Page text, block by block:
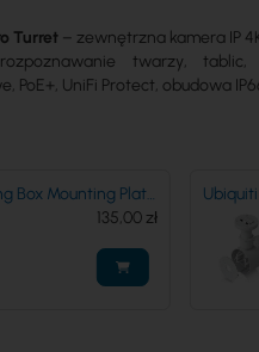
Turret – zewnętrzna kamera IP
twarzy,
PoE+, UniFi Protect, obudowa
Box Mounting Plate
135,00 zł